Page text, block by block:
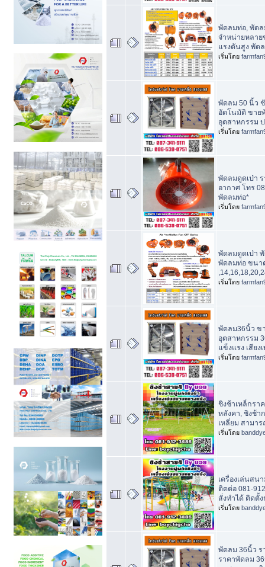
พัดลมท่อ, พัดล
จำหน่ายหลา
แรงดันสูง พัด
เริ่มโดย
พัดลม 50 นิ้ว
อัตโนมัติ ขาย
อุตสาหกรรม
เริ่มโดย
พัดลมดูดเป่า
อากาศ โทร
พัดลมท่อ*
เริ่มโดย
พัดลมดูดเป่า
พัดลมท่อ ขนา
เริ่มโดย
พัดลม36นิ้ว ข
อุตสาหกรรม
แข็งแรง เสียง
เริ่มโดย
ชิงช้าเหล็กรา
หลังคา, ชิงช้า
เหลี่ยม สามา
เริ่มโดย
เครื่องเล่นสน
ติดต่อ 081-
สั่งทำได้ ติดตั้
เริ่มโดย
พัดลม 36นิ้ว ร
ราคาพัดลม